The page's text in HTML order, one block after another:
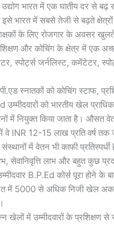
भारत में एक घातीय दर से
भारत में सबसे तेजी से बढ़ते
के लिए रोजगार के अवसर
और कोचिंग के क्षेत्र में एक
स्पोर्ट्स जर्नलिस्ट, कमेंटेटर,
स्नातकों को कोचिंग स्टाफ,
को भारतीय खेल
में नियुक्त किया जाता है। औसत
INR 12-15 लाख प्रति वर्ष तक
में वेतन भी काफी
सेवानिवृत्ति लाभ और बहुत कुछ
B.P.Ed कोर्स पूरा होने के
में 5000 से अधिक निजी खेल
खेलों में उम्मीदवारों के प्रशिक्षण